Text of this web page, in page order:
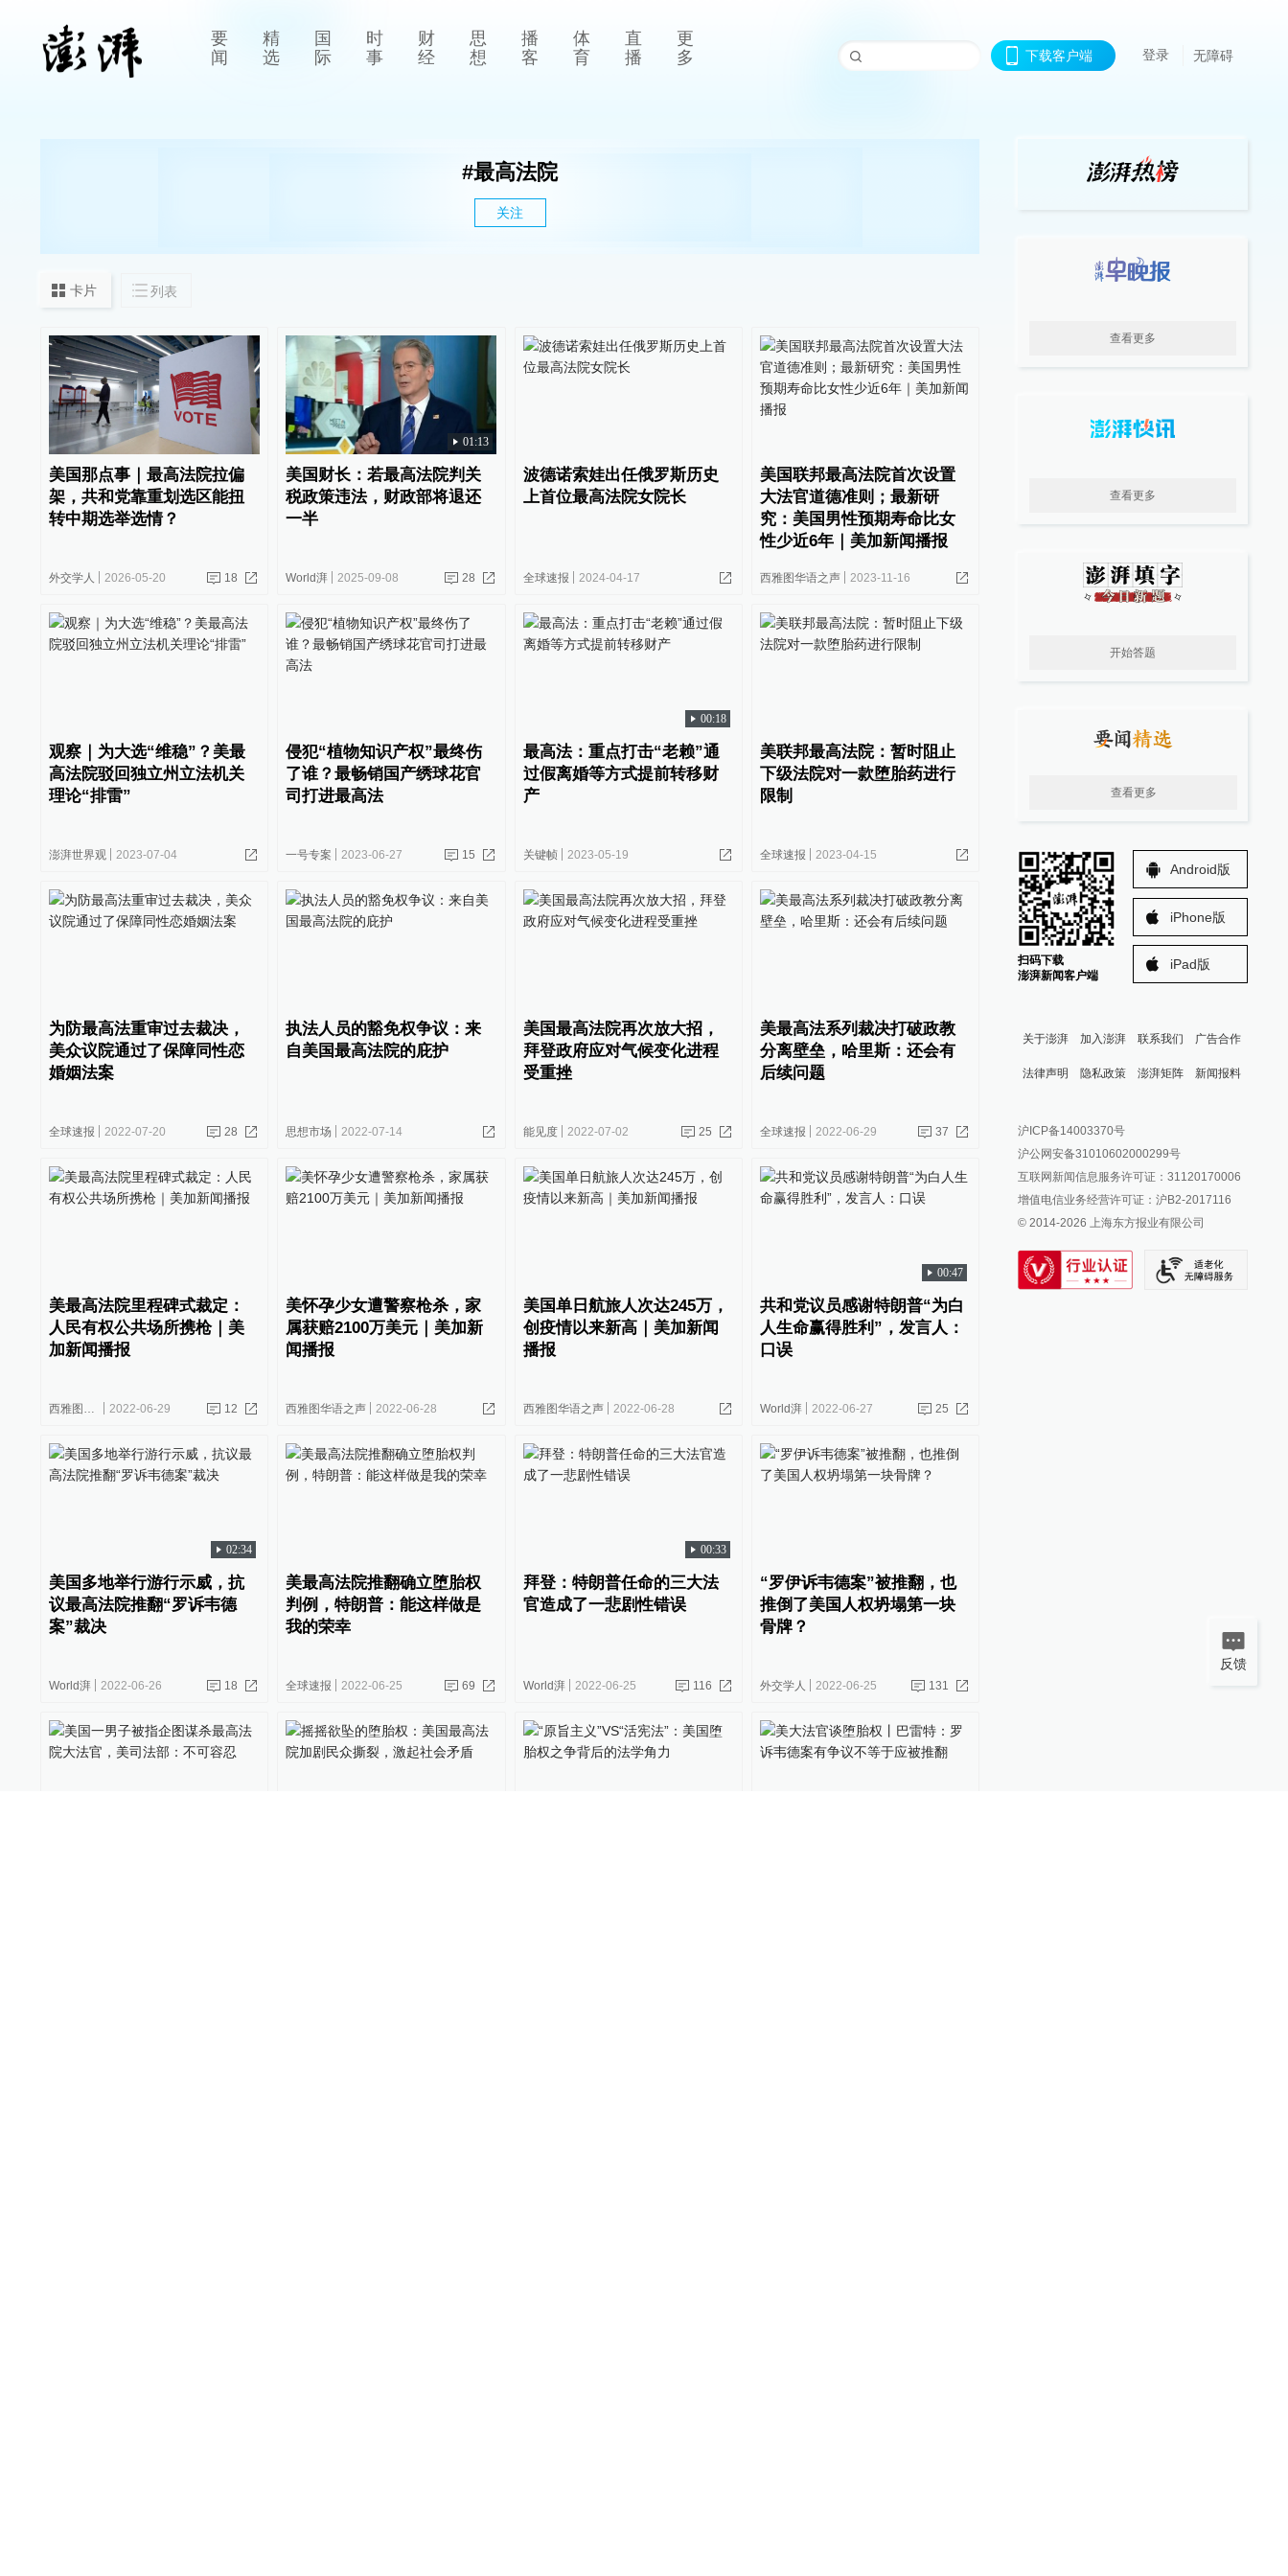
要
闻
精
选
国
际
时
事
财
经
思
想
播
客
体
育
直
播
更
多
下载客户端 登录 无障碍
#最高法院
关注
卡片 列表
美国那点事｜最高法院拉偏
架，共和党靠重划选区能扭
转中期选举选情？
外交学人 2026-05-20 18
01:13
美国财长：若最高法院判关
税政策违法，财政部将退还
一半
World湃 2025-09-08 28
波德诺索娃出任俄罗斯历史
上首位最高法院女院长
全球速报 2024-04-17
美国联邦最高法院首次设置
大法官道德准则；最新研
究：美国男性预期寿命比女
性少近6年｜美加新闻播报
西雅图华语之声 2023-11-16
观察｜为大选“维稳”？美最
高法院驳回独立州立法机关
理论“排雷”
澎湃世界观 2023-07-04
侵犯“植物知识产权”最终伤
了谁？最畅销国产绣球花官
司打进最高法
一号专案 2023-06-27 15
00:18
最高法：重点打击“老赖”通
过假离婚等方式提前转移财
产
关键帧 2023-05-19
美联邦最高法院：暂时阻止
下级法院对一款堕胎药进行
限制
全球速报 2023-04-15
为防最高法重审过去裁决，
美众议院通过了保障同性恋
婚姻法案
全球速报 2022-07-20 28
执法人员的豁免权争议：来
自美国最高法院的庇护
思想市场 2022-07-14
美国最高法院再次放大招，
拜登政府应对气候变化进程
受重挫
能见度 2022-07-02 25
美最高法系列裁决打破政教
分离壁垒，哈里斯：还会有
后续问题
全球速报 2022-06-29 37
美最高法院里程碑式裁定：
人民有权公共场所携枪｜美
加新闻播报
西雅图华语之声 2022-06-29 12
美怀孕少女遭警察枪杀，家
属获赔2100万美元｜美加新
闻播报
西雅图华语之声 2022-06-28
美国单日航旅人次达245万，
创疫情以来新高｜美加新闻
播报
西雅图华语之声 2022-06-28
00:47
共和党议员感谢特朗普“为白
人生命赢得胜利”，发言人：
口误
World湃 2022-06-27 25
02:34
美国多地举行游行示威，抗
议最高法院推翻“罗诉韦德
案”裁决
World湃 2022-06-26 18
美最高法院推翻确立堕胎权
判例，特朗普：能这样做是
我的荣幸
全球速报 2022-06-25 69
00:33
拜登：特朗普任命的三大法
官造成了一悲剧性错误
World湃 2022-06-25 116
“罗伊诉韦德案”被推翻，也
推倒了美国人权坍塌第一块
骨牌？
外交学人 2022-06-25 131
查看更多
查看更多
开始答题
查看更多
扫码下载
澎湃新闻客户端
Android版
iPhone版
iPad版
关于澎湃 加入澎湃 联系我们 广告合作
法律声明 隐私政策 澎湃矩阵
澎湃新闻公众号
澎湃新闻抖音号
派生万物开放平台
IP SHANGHAI
SIXTH TONE
新闻报料
报料邮箱: news@thepaper.cn
沪ICP备14003370号
沪公网安备31010602000299号
互联网新闻信息服务许可证：31120170006
增值电信业务经营许可证：沪B2-2017116
© 2014-2026 上海东方报业有限公司
反馈